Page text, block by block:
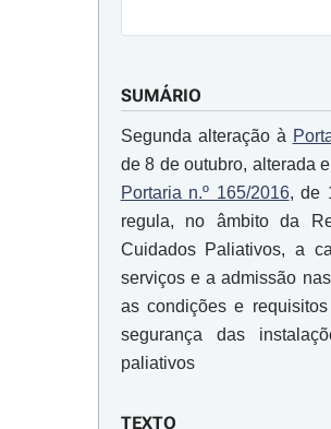
SUMÁRIO
Segunda alteração à
de 8 de outubro, alterada
Portaria n.º 165/2016, de
regula, no âmbito da
Cuidados Paliativos, a
serviços e a admissão
as condições e
segurança das
paliativos
TEXTO